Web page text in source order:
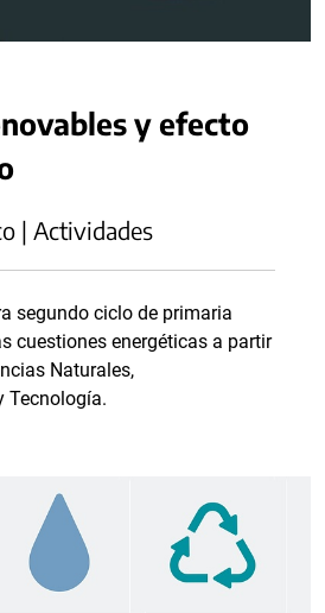
y efecto
| Actividades
segundo ciclo de primaria
cuestiones energéticas a partir
Naturales,
Tecnología.